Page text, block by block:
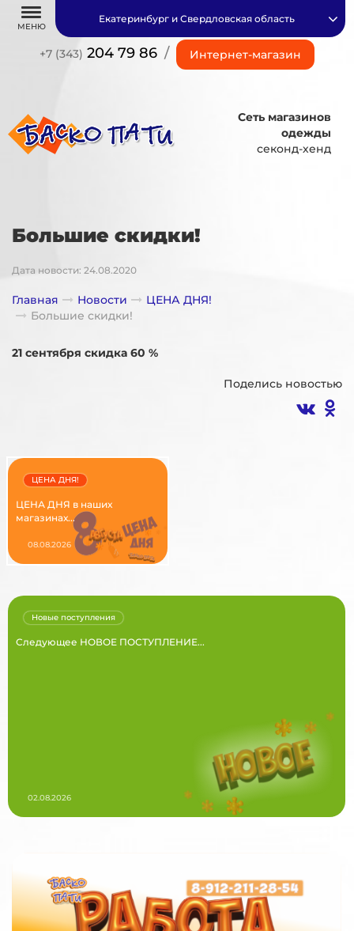
МЕНЮ
+7 (343) 204 79 86 / Интернет-магазин
Екатеринбург и Свердловская область
Сеть магазинов
одежды
секонд-хенд
Большие скидки!
Дата новости: 24.08.2020
Главная Новости
ЦЕНА ДНЯ!
Большие скидки!
21 сентября скидка 60 %
Поделись новостью
ЦЕНА ДНЯ в наших
магазинах...
ЦЕНА ДНЯ!
08.08.2026
Следующее НОВОЕ ПОСТУПЛЕНИЕ...
Новые поступления
02.08.2026